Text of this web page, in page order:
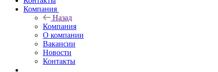
Компания
Назад
Компания
О компании
Вакансии
Новости
Контакты